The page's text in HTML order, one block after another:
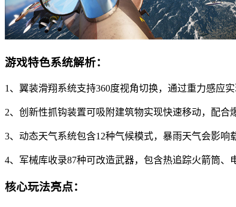
游戏特色系统解析：
1、翼装滑翔系统支持360度视角切换，通过重力感应
2、创新性抓钩装置可吸附建筑物实现快速移动，配合
3、动态天气系统包含12种气候模式，暴雨天气会影响
4、军械库收录87种可改造武器，包含热追踪火箭筒、
核心玩法亮点：